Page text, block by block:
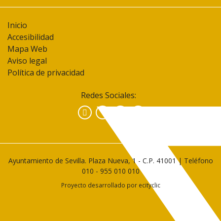
Inicio
Accesibilidad
Mapa Web
Aviso legal
Política de privacidad
Redes Sociales:
Facebook
Ayuntamiento de Sevilla. Plaza Nueva, 1 - C.P. 41001 | Teléfono
010 - 955 010 010
Proyecto desarrollado por ecityclic